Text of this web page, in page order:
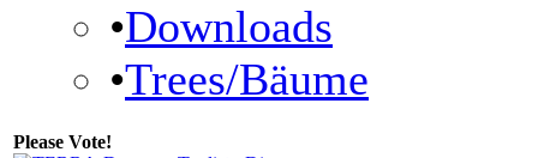
•Downloads
•Trees/Bäume
Please Vote!